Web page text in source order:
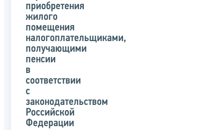
приобретения
жилого
помещения
налогоплательщиками,
получающими
пенсии
в
соответствии
с
законодательством
Российской
Федерации